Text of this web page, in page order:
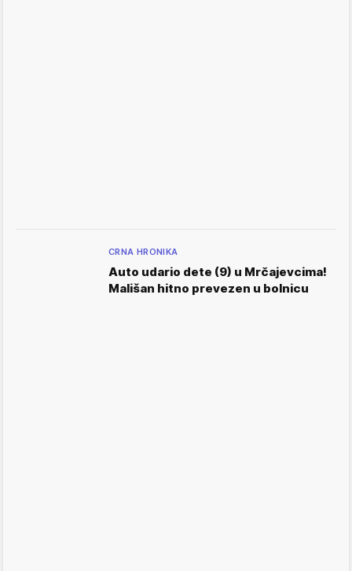
CRNA HRONIKA
Auto udario dete (9) u Mrčajevcima!
Mališan hitno prevezen u bolnicu